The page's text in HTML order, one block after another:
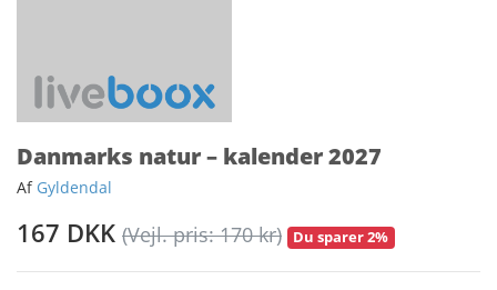
Danmarks natur – kalender 2027
Af Gyldendal
167 DKK (Vejl. pris: 170 kr) Du sparer 2%